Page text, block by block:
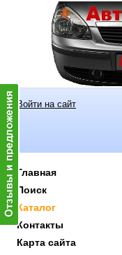
Войти на сайт
Главная
Поиск
Каталог
Контакты
Карта сайта